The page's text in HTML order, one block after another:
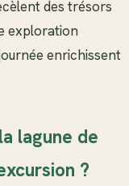
des trésors
exploration
enrichissent
lagune de
?